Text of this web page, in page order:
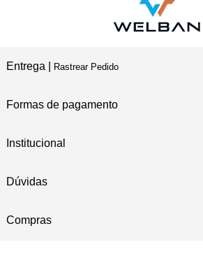
Entrega | Rastrear Pedido
Formas de pagamento
Institucional
Dúvidas
Compras